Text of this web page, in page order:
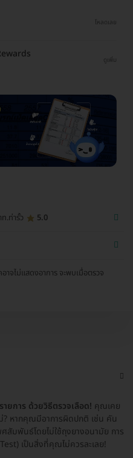
โหลดเลย
ดูเพิ่ม
.ท่ารั้ว 5.0
จไม่แสดงอาการ จะพบเมื่อตรวจ
ยการ ด้วยวิธีตรวจเลือด! คุณเคย
หากคุณมีอาการผิดปกติ เช่น คัน
สัมพันธ์โดยไม่ใช้ถุงยางอนามัย การ
เป็นสิ่งที่คุณไม่ควรละเลย!